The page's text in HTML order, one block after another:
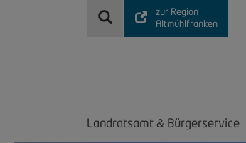
zur Region
Altmühlfranken
Landratsamt & Bürgerservice